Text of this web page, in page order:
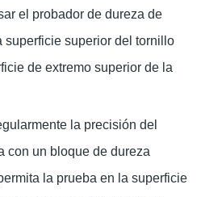
el probador de dureza de
superficie superior del tornillo
de extremo superior de la
la precisión del
con un bloque de dureza
la prueba en la superficie